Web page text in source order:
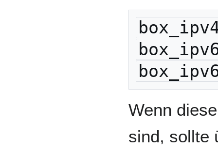
Wenn
sind, sollte